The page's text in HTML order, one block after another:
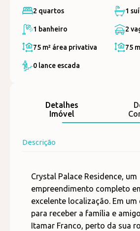
2 quartos 1
1 banheiro 2
75 m² área privativa 75
0 lance escada
Detalhes
Imóvel
Descrição
Crystal Palace Residence, um
empreendimento completo
excelente localização. Em
para receber a família e
Itamar Franco, perto da sua